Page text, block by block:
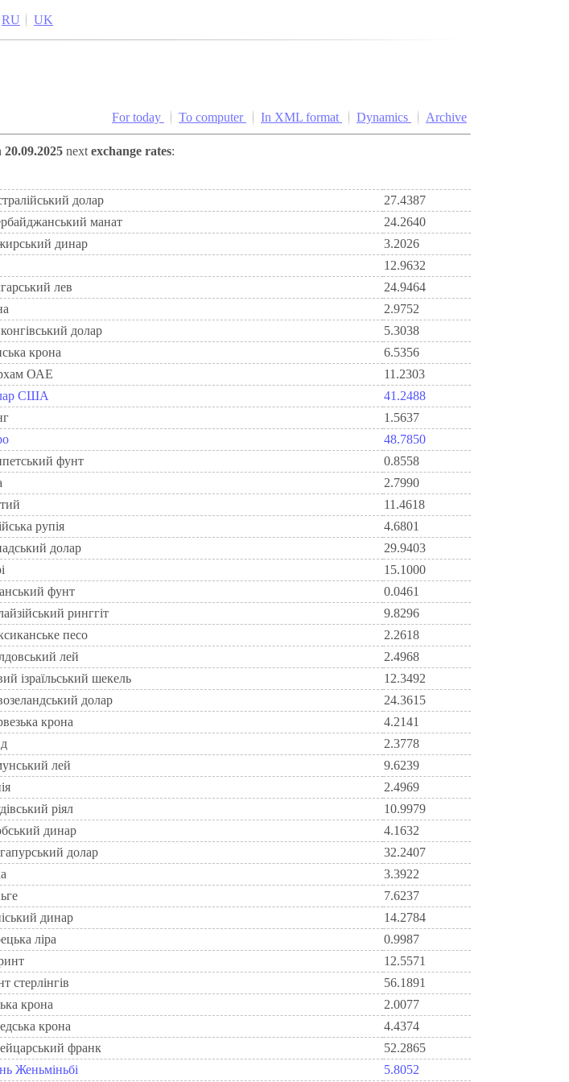
RU UK
For today To computer In XML format Dynamics Archive
20.09.2025 next exchange rates:
долар
27.4387
манат
24.2640
динар
3.2026
12.9632
лев
24.9464
2.9752
долар
5.3038
крона
6.5356
ОАЕ
11.2303
США
41.2488
1.5637
48.7850
фунт
0.8558
2.7990
11.4618
рупія
4.6801
долар
29.9403
15.1000
фунт
0.0461
ринггіт
9.8296
песо
2.2618
лей
2.4968
ізраїльський шекель
12.3492
долар
24.3615
крона
4.2141
2.3778
лей
9.6239
2.4969
ріял
10.9979
динар
4.1632
долар
32.2407
3.3922
7.6237
динар
14.2784
ліра
0.9987
12.5571
стерлінгів
56.1891
крона
2.0077
крона
4.4374
франк
52.2865
Женьміньбі 5.8052